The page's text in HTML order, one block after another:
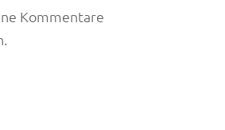
Kommentare